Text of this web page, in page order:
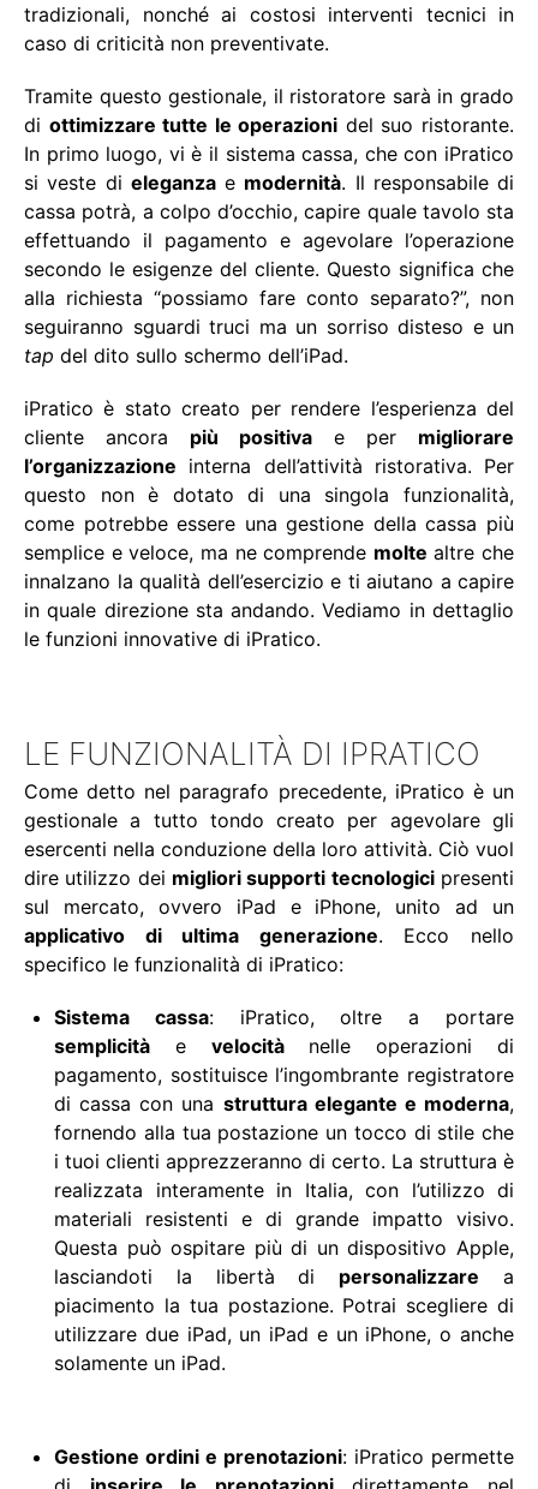
tradizionali, nonché ai costosi interventi tecnici in
caso di criticità non preventivate.
Tramite questo gestionale, il ristoratore sarà in grado
di ottimizzare tutte le operazioni del suo ristorante.
In primo luogo, vi è il sistema cassa, che con iPratico
si veste di eleganzae modernità. Il responsabile di
cassa potrà, a colpo d’occhio, capire quale tavolo sta
effettuando il pagamento e agevolare l’operazione
secondo le esigenze del cliente. Questo significa che
alla richiesta “possiamo fare conto separato?”, non
seguiranno sguardi truci ma un sorriso disteso e un
tap del dito sullo schermo dell’iPad.
iPratico è stato creato per rendere l’esperienza del
cliente ancora più positiva e per migliorare
l’organizzazione interna dell’attività ristorativa. Per
questo non è dotato di una singola funzionalità,
come potrebbe essere una gestione della cassa più
semplice e veloce, ma ne comprende molte altre che
innalzano la qualità dell’esercizio e ti aiutano a capire
in quale direzione sta andando. Vediamo in dettaglio
le funzioni innovative di iPratico.
LE FUNZIONALITÀ DI IPRATICO
Come detto nel paragrafo precedente, iPratico è un
gestionale a tutto tondo creato per agevolare gli
esercenti nella conduzione della loro attività. Ciò vuol
dire utilizzo dei migliori supporti tecnologicipresenti
sul mercato, ovvero iPad e iPhone, unito ad un
applicativo di ultima generazione. Ecco nello
specifico le funzionalità di iPratico:
Sistema cassa: iPratico, oltre a portare
semplicità e velocitànelle operazioni di
pagamento, sostituisce l’ingombrante registratore
di cassa con una struttura elegante e moderna,
fornendo alla tua postazione un tocco di stile che
i tuoi clienti apprezzeranno di certo. La struttura è
realizzata interamente in Italia, con l’utilizzo di
materiali resistenti e di grande impatto visivo.
Questa può ospitare più di un dispositivo Apple,
lasciandoti la libertà di personalizzare a
piacimento la tua postazione. Potrai scegliere di
utilizzare due iPad, un iPad e un iPhone, o anche
solamente un iPad.
Gestione ordini e prenotazioni: iPratico permette